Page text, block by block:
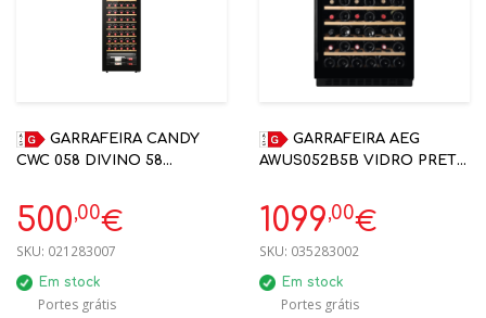
GARRAFEIRA CANDY
CWC 058 DIVINO 58
1280X475X456MM G
500,00€
SKU: 021283007
Em stock
Portes grátis
GARRAFEIRA AEG
AWUS052B5B VIDRO PRETA
ENCASTRE
1099,00€
SKU: 035283002
Em stock
Portes grátis